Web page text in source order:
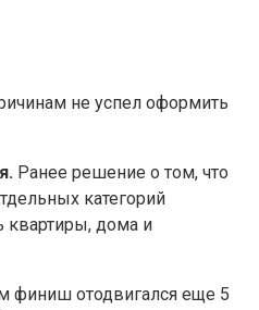
не успел оформить
Ранее решение о том, что
категорий
квартиры, дома и
финиш отодвигался еще 5